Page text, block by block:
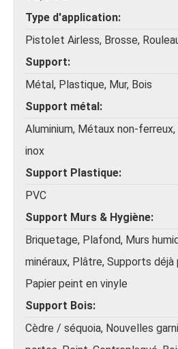
Type d'application
Pistolet Airless, Brosse,
Support
Métal, Plastique, Mur, Bois
Support métal
Aluminium, Métaux non-
inox
Support Plastique
PVC
Support Murs & Hygiène
Briquetage, Plafond, Murs
minéraux, Plâtre, Supports déjà
Papier peint en vinyle
Support Bois
Cèdre / séquoia, Nouvelles